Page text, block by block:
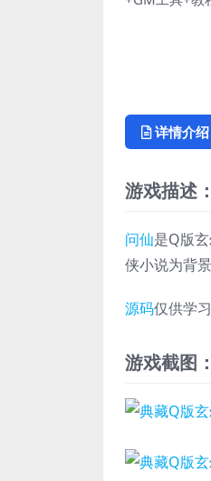
详情介绍
游戏描述：
问仙是Q版
侠小说为背
源码仅供学
游戏截图：